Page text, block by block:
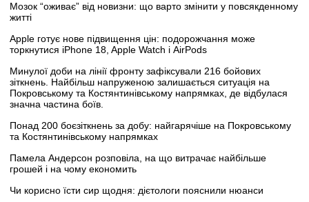
Мозок “оживає” від новизни: що варто змінити у повсякденному
житті
Apple готує нове підвищення цін: подорожчання може
торкнутися iPhone 18, Apple Watch і AirPods
Минулої доби на лінії фронту зафіксували 216 бойових
зіткнень. Найбільш напруженою залишається ситуація на
Покровському та Костянтинівському напрямках, де відбулася
значна частина боїв.
Понад 200 боєзіткнень за добу: найгарячіше на Покровському
та Костянтинівському напрямках
Памела Андерсон розповіла, на що витрачає найбільше
грошей і на чому економить
Чи корисно їсти сир щодня: дієтологи пояснили нюанси